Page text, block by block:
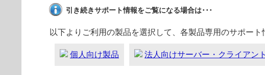
引き続きサポート情報をご覧になる場合は･･･
以下よりご利用の製品を選択して、各製品専用のサポート
個人向け製品 法人向けサーバー・クライアン